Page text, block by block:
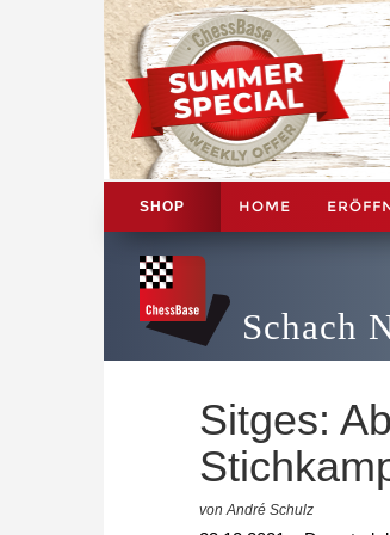
SHOP HOME
Schach
Sitges:
von André Schulz